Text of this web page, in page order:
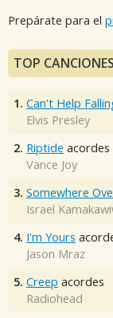
Prepárate para el
TOP
1. Can't Help
Elvis Presley
2. Riptide acordes
Vance Joy
3. Somewhere
Israel
4. I'm Yours
Jason Mraz
5. Creep acordes
Radiohead